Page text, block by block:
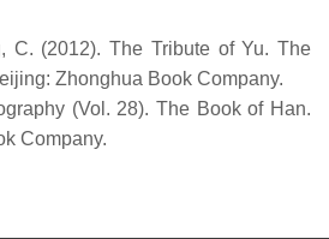
C. (2012). The Tribute of Yu. The
Zhonghua Book Company.
(Vol. 28). The Book of Han.
Company.